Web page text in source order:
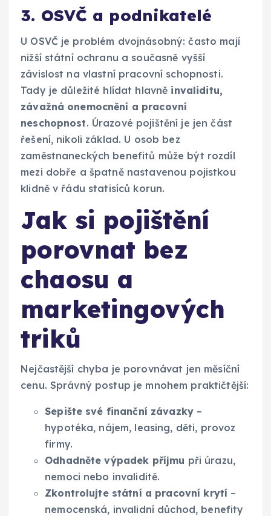
3. OSVČ a podnikatelé
U OSVČ je problém dvojnásobný: často mají
nižší státní ochranu a současně vyšší
závislost na vlastní pracovní schopnosti.
Tady je důležité hlídat hlavně invaliditu,
závažná onemocnění a pracovní
neschopnost. Úrazové pojištění je jen část
řešení, nikoli základ. U osob bez
zaměstnaneckých benefitů může být rozdíl
mezi dobře a špatně nastavenou pojistkou
klidně v řádu statisíců korun.
Jak si pojištění
porovnat bez
chaosu a
marketingových
triků
Nejčastější chyba je porovnávat jen měsíční
cenu. Správný postup je mnohem praktičtější:
Sepište své finanční závazky –
hypotéka, nájem, leasing, děti, provoz
firmy.
Odhadněte výpadek příjmu při úrazu,
nemoci nebo invaliditě.
Zkontrolujte státní a pracovní krytí –
nemocenská, invalidní důchod, benefity